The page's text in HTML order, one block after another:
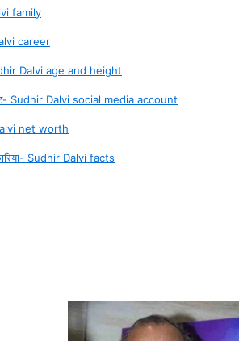
family
career
Dalvi age and height
Sudhir Dalvi social media account
net worth
Sudhir Dalvi facts